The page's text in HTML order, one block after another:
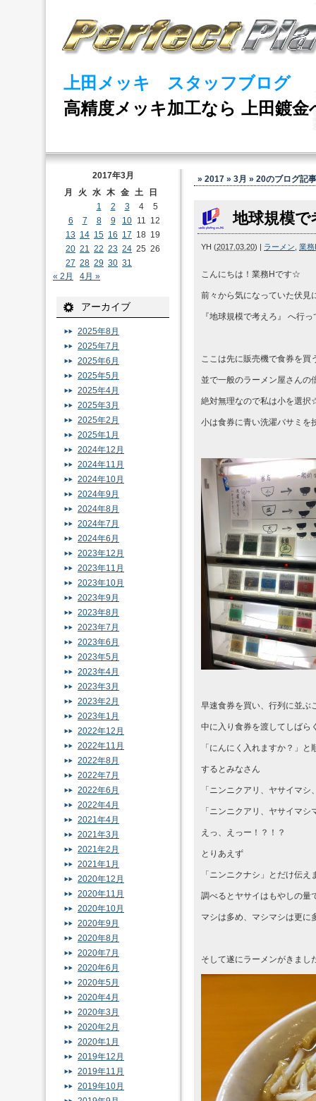
上田メッキ スタッフブログ
高精度メッキ加工なら 上田鍍金
» 2017 » 3月 » 20のブログ記事
地球規模
YH (2017.03.20) | ラーメン 業務
こんにちは！業務Hです☆
前々から気になっていた伏見
『地球規模で考えろ』 へ行
ここは先に販売機で食券を買
並で一般のラーメン屋さんの
絶対無理なので私は小を選
小は食券に青い洗濯バサミを
早速食券を買い、行列に並ぶ
中に入り食券を渡してしばら
「にんにく入れますか？」
するとみなさん
「ニンニクアリ、ヤサイマ
「ニンニクアリ、ヤサイマ
えっ、えっー！？！？
とりあえず
「ニンニクナシ」とだけ伝
調べるとヤサイはもやしの量
マシは多め、マシマシは更に
そして遂にラーメンがきま
2017年3月
月
火 水 木 金 土
日
1
2 3 4
5
6
7 8 9 10 11 12
13 14 15 16 17 18 19
20 21 22 23 24 25 26
27 28 29 30 31
« 2月
4月 »
アーカイブ
2025年8月
2025年7月
2025年6月
2025年5月
2025年4月
2025年3月
2025年2月
2025年1月
2024年12月
2024年11月
2024年10月
2024年9月
2024年8月
2024年7月
2024年6月
2023年12月
2023年11月
2023年10月
2023年9月
2023年8月
2023年7月
2023年6月
2023年5月
2023年4月
2023年3月
2023年2月
2023年1月
2022年12月
2022年11月
2022年8月
2022年7月
2022年6月
2022年4月
2021年4月
2021年3月
2021年2月
2021年1月
2020年12月
2020年11月
2020年10月
2020年9月
2020年8月
2020年7月
2020年6月
2020年5月
2020年4月
2020年3月
2020年2月
2020年1月
2019年12月
2019年11月
2019年10月